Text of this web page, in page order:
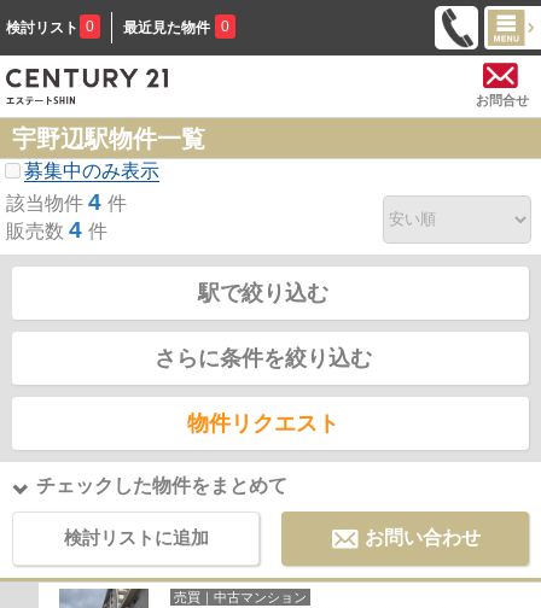
検討リスト 0 最近見た物件 0
お問合せ
宇野辺駅物件一覧
募集中のみ表示
該当物件 4 件
販売数 4 件
駅で絞り込む
さらに条件を絞り込む
物件リクエスト
チェックした物件をまとめて
検討リストに追加 お問い合わせ
売買｜中古マンション